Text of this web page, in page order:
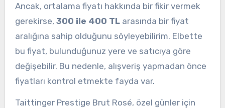
Ancak, ortalama fiyatı hakkında bir fikir vermek
gerekirse, 300 ile 400 TLarasında bir fiyat
aralığına sahip olduğunu söyleyebilirim. Elbette
bu fiyat, bulunduğunuz yere ve satıcıya göre
değişebilir. Bu nedenle, alışveriş yapmadan önce
fiyatları kontrol etmekte fayda var.
Taittinger Prestige Brut Rosé, özel günler için